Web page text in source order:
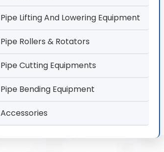
Pipe Lifting And Lowering Equipment
Pipe Rollers & Rotators
Pipe Cutting Equipments
Pipe Bending Equipment
Accessories